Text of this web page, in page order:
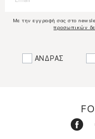
Με την εγγραφή σας στο
προσωπικών
ΑΝΔΡΑΣ